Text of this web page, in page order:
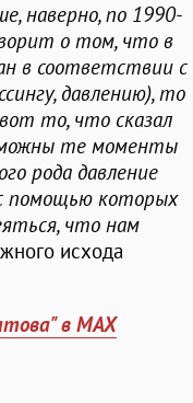
наверно, по 1990-
о том, что в
в соответствии с
давлению), то
то, что сказал
те моменты
рода давление
помощью которых
что нам
исхода
в MAX